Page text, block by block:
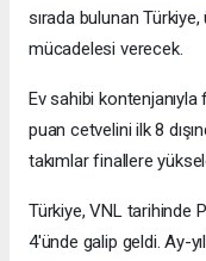
sırada bulunan
mücadelesi verecek.
Ev sahibi kontenjanıyla
puan cetvelini ilk 8
takımlar finallere
Türkiye, VNL tarihinde
4'ünde galip geldi. Ay-